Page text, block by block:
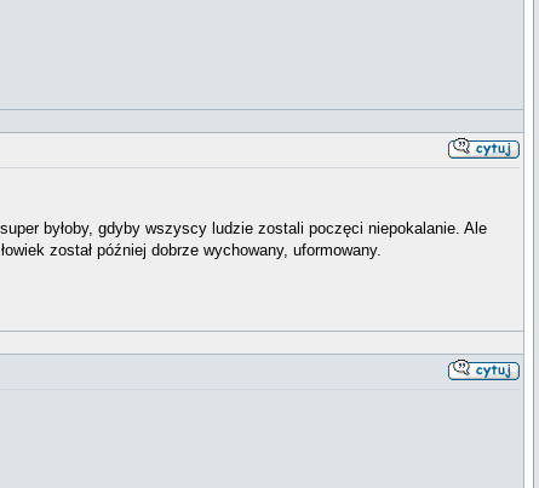
byłoby, gdyby wszyscy ludzie zostali poczęci niepokalanie. Ale
został później dobrze wychowany, uformowany.